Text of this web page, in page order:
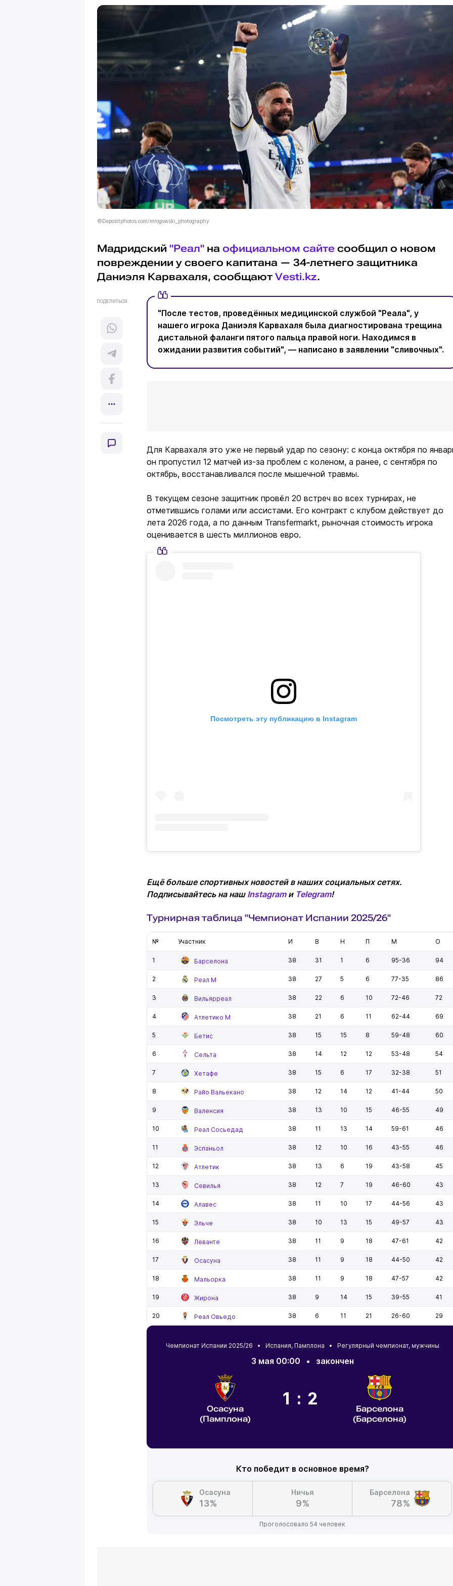
©Depositphotos.com/mrogowski_photography
Мадридский "Реал" на официальном сайте сообщил о новом
повреждении у своего капитана — 34-летнего защитника
Даниэля Карвахаля, сообщают Vesti.kz.
ПОДЕЛИТЬСЯ
"После тестов, проведённых медицинской службой "Реала", у
нашего игрока Даниэля Карвахаля была диагностирована трещина
дистальной фаланги пятого пальца правой ноги. Находимся в
ожидании развития событий", — написано в заявлении "сливочных".
Для Карвахаля это уже не первый удар по сезону: с конца октября по
он пропустил 12 матчей из-за проблем с коленом, а ранее, с сентября по
октябрь, восстанавливался после мышечной травмы.
В текущем сезоне защитник провёл 20 встреч во всех турнирах, не
отметившись голами или ассистами. Его контракт с клубом действует до
лета 2026 года, а по данным Transfermarkt, рыночная стоимость игрока
оценивается в шесть миллионов евро.
Посмотреть эту публикацию в Instagram
Ещё больше спортивных новостей в наших социальных сетях.
Подписывайтесь на наш Instagramи Telegram!
Турнирная таблица "Чемпионат Испании 2025/26"
№ Участник И В Н П М О
1 Барселона 38 31 1 6 95-36 94
2 Реал М 38 27 5 6 77-35 86
3 Вильярреал 38 22 6 10 72-46 72
4 Атлетико М 38 21 6 11 62-44 69
5 Бетис 38 15 15 8 59-48 60
6 Сельта 38 14 12 12 53-48 54
7 Хетафе 38 15 6 17 32-38 51
8 Райо Вальекано 38 12 14 12 41-44 50
9 Валенсия 38 13 10 15 46-55 49
10 Реал Сосьедад 38 11 13 14 59-61 46
11 Эспаньол 38 12 10 16 43-55 46
12 Атлетик 38 13 6 19 43-58 45
13 Севилья 38 12 7 19 46-60 43
14 Алавес 38 11 10 17 44-56 43
15 Эльче 38 10 13 15 49-57 43
16 Леванте 38 11 9 18 47-61 42
17 Осасуна 38 11 9 18 44-50 42
18 Мальорка 38 11 9 18 47-57 42
19 Жирона 38 9 14 15 39-55 41
20 Реал Овьедо 38 6 11 21 26-60 29
Чемпионат Испании 2025/26 • Испания, Памплона • Регулярный чемпионат, мужчины
3 мая 00:00 • закончен
Осасуна
(Памплона)
1:2
Барселона
(Барселона)
Кто победит в основное время?
Осасуна
13%
Ничья
9%
Барселона
78%
Проголосовало 54 человек